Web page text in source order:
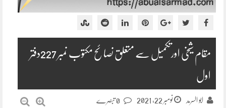
مقام شیخی اورتکمیل سے متعلق نصائح مکتوب نمبر 227دفتر
اول
ابو السرمد نومبر 22, 2021